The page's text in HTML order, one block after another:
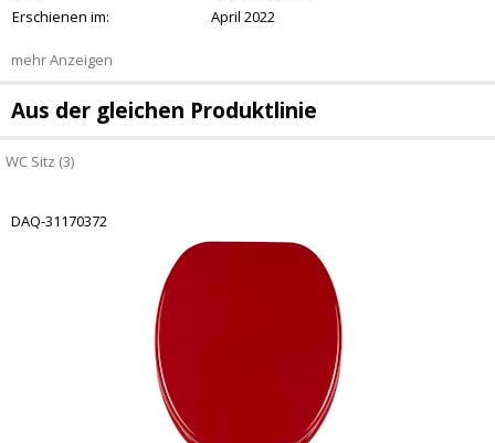
Erschienen im:
April 2022
mehr Anzeigen
Aus der gleichen Produktlinie
WC Sitz (3)
DAQ-31170372